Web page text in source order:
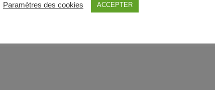
Paramètres des cookies ACCEPTER